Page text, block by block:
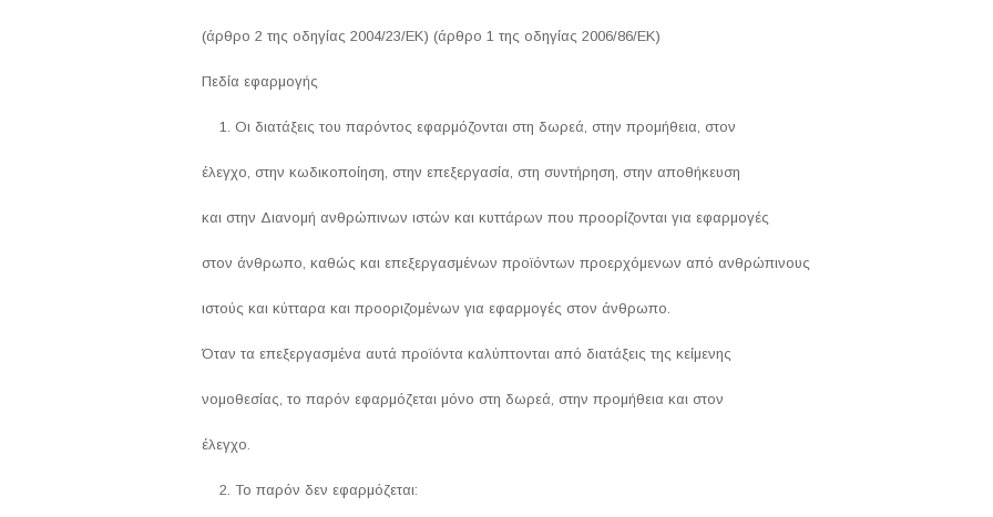
(άρθρο 2 της οδηγίας 2004/23/ΕΚ) (άρθρο 1 της οδηγίας 2006/86/ΕΚ)
Πεδία εφαρμογής
Οι διατάξεις του παρόντος εφαρμόζονται στη δωρεά, στην προμήθεια, στον
έλεγχο, στην κωδικοποίηση, στην επεξεργασία, στη συντήρηση, στην αποθήκευση
και στην Διανομή ανθρώπινων ιστών και κυττάρων που προορίζονται για εφαρμογές
στον άνθρωπο, καθώς και επεξεργασμένων προϊόντων προερχόμενων από ανθρώπινους
ιστούς και κύτταρα και προοριζομένων για εφαρμογές στον άνθρωπο.
Όταν τα επεξεργασμένα αυτά προϊόντα καλύπτονται από διατάξεις της κείμενης
νομοθεσίας, το παρόν εφαρμόζεται μόνο στη δωρεά, στην προμήθεια και στον
έλεγχο.
Το παρόν δεν εφαρμόζεται: